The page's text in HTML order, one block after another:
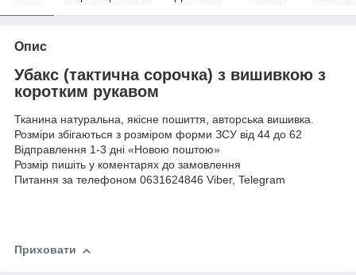
Опис
Убакс (тактична сорочка) з вишивкою з
коротким рукавом
Тканина натуральна, якісне пошиття, авторська вишивка.
Розміри збігаються з розміром форми ЗСУ від 44 до 62
Відправлення 1-3 дні «Новою поштою»
Розмір пишіть у коментарях до замовлення
Питання за телефоном 0631624846 Viber, Telegram
Приховати